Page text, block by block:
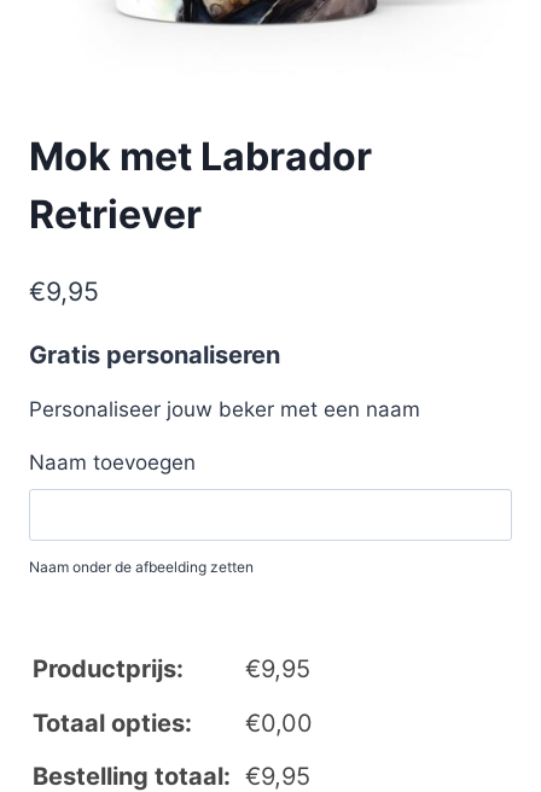
Mok met Labrador
Retriever
€9,95
Gratis personaliseren
Personaliseer jouw beker met een naam
Naam toevoegen
Naam onder de afbeelding zetten
Productprijs: €9,95
Totaal opties:
€0,00
Bestelling totaal: €9,95